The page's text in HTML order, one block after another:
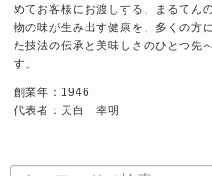
めてお客様にお渡しする、まるてん
物の味が生み出す健康を、多くの方
た技法の伝承と美味しさのひとつ先
す。
創業年：1946
代表者：天白 幸明